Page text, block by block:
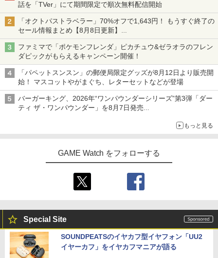
話を「TVer」にて期間限定で順次無料配信開始
「オクトパストラベラー」70%オフで1,643円！ もうすぐ終了の
セール情報まとめ【8月8日更新】
ニンテンドーeショップでは「大神 絶景版」が67%オフで990円
ファミマで「ポケモンフレンダ」ピカチュウ&ゼラオラのフレン
ダピックがもらえるキャンペーン開催！
「パペットスンスン」の郵便局限定グッズが8月12日より販売開
始！ マスコットやがまぐち、レターセットなどが登場
バーガーキング、2026年“ワンパウンダーシリーズ”第3弾「ダー
ティ ザ・ワンパウンダー」を8月7日発売
もっと見る
GAME Watch をフォローする
Special Site
SOUNDPEATSのイヤカフ型イヤフォン「UU2
イヤーカフ」をイヤカフマニアが語る